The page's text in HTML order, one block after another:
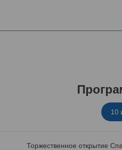
10
Торжественное открытие